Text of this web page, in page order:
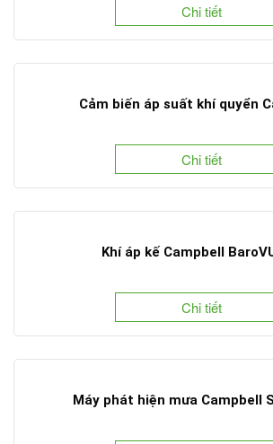
Chi tiết
Cảm biến áp suất khí quyển
Chi tiết
Khí áp kế Campbell
Chi tiết
Máy phát hiện mưa Campbell